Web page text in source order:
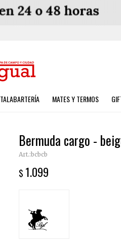
TALABARTERÍA MATES Y TERMOS
Bermuda cargo -
bcbcb
$ 1.099